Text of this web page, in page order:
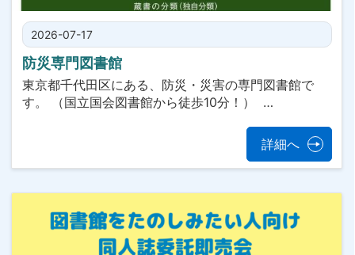
2026-07-17
防災専門図書館
東京都千代田区にある、防災・災害の専門図書館で
す。 （国立国会図書館から徒歩10分！） …
詳細へ